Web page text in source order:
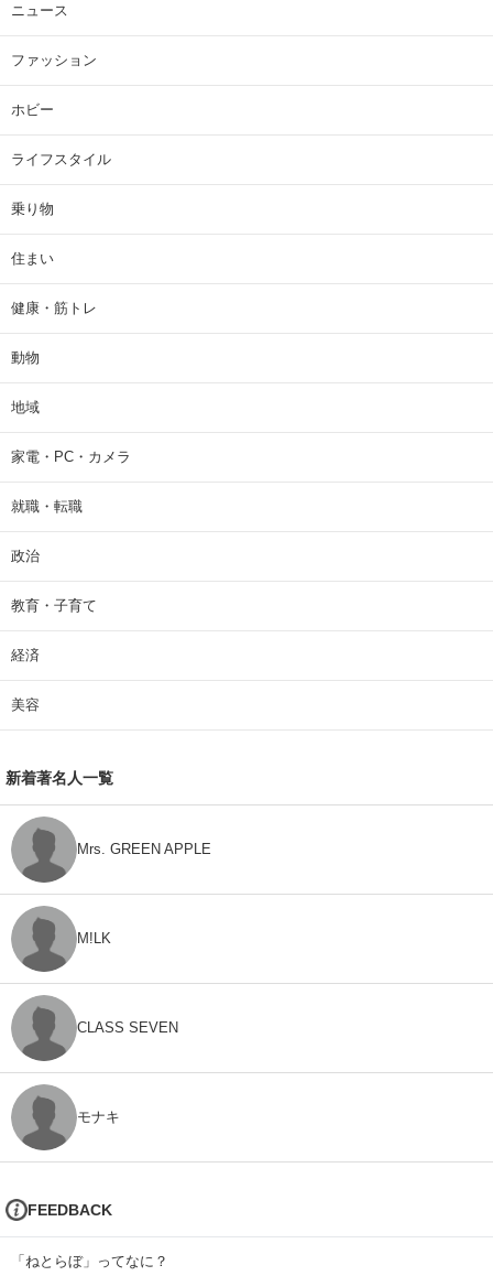
ニュース
ファッション
ホビー
ライフスタイル
乗り物
住まい
健康・筋トレ
動物
地域
家電・PC・カメラ
就職・転職
政治
教育・子育て
経済
美容
新着著名人一覧
Mrs. GREEN APPLE
M!LK
CLASS SEVEN
モナキ
FEEDBACK
「ねとらぼ」ってなに？